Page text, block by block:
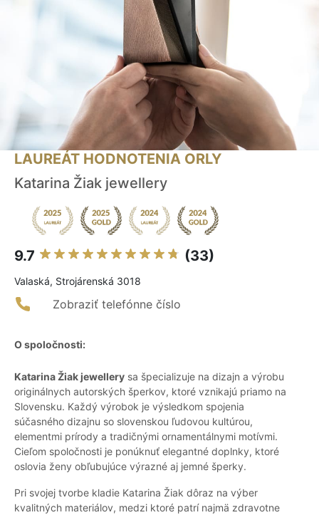
LAUREÁT HODNOTENIA ORLY
Katarina Žiak jewellery
9.7 (33)
Valaská, Strojárenská 3018
Zobraziť telefónne číslo
O spoločnosti:
Katarina Žiak jewellery sa špecializuje na dizajn a výrobu
originálnych autorských šperkov, ktoré vznikajú priamo na
Slovensku. Každý výrobok je výsledkom spojenia
súčasného dizajnu so slovenskou ľudovou kultúrou,
elementmi prírody a tradičnými ornamentálnymi motívmi.
Cieľom spoločnosti je ponúknuť elegantné doplnky, ktoré
oslovia ženy obľubujúce výrazné aj jemné šperky.
Pri svojej tvorbe kladie Katarina Žiak dôraz na výber
kvalitných materiálov, medzi ktoré patrí najmä zdravotne